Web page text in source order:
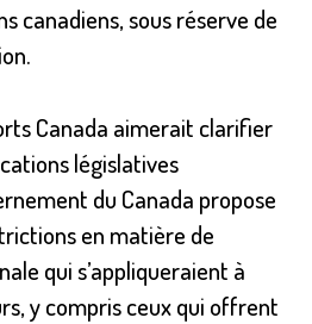
canadiens, sous réserve de
Canada aimerait clarifier
législatives
du Canada propose
en matière de
qui s’appliqueraient à
y compris ceux qui offrent